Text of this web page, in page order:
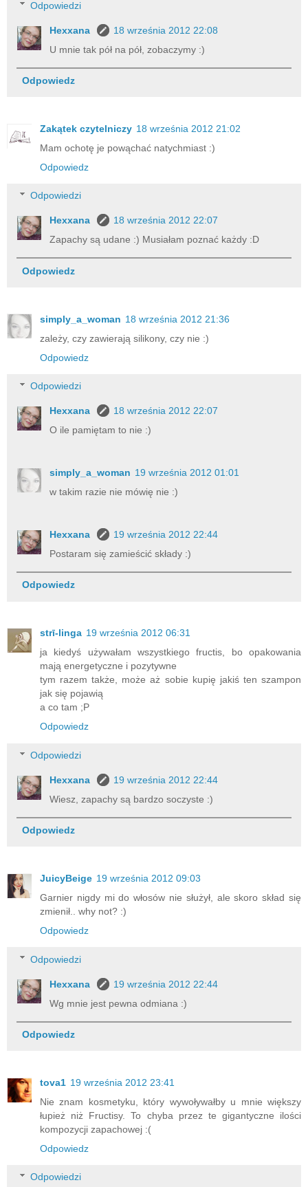
Odpowiedzi
Hexxana
18 września 2012 22:08
U mnie tak pół na pół, zobaczymy :)
Odpowiedz
Zakątek czytelniczy 18 września 2012 21:02
Mam ochotę je powąchać natychmiast :)
Odpowiedz
Odpowiedzi
Hexxana
18 września 2012 22:07
Zapachy są udane :) Musiałam poznać każdy :D
Odpowiedz
simply_a_woman 18 września 2012 21:36
zależy, czy zawierają silikony, czy nie :)
Odpowiedz
Odpowiedzi
Hexxana
18 września 2012 22:07
O ile pamiętam to nie :)
simply_a_woman 19 września 2012 01:01
w takim razie nie mówię nie :)
Hexxana
19 września 2012 22:44
Postaram się zamieścić składy :)
Odpowiedz
strī-linga 19 września 2012 06:31
ja kiedyś używałam wszystkiego fructis, bo opakowania
mają energetyczne i pozytywne
tym razem także, może aż sobie kupię jakiś ten szampon
jak się pojawią
a co tam ;P
Odpowiedz
Odpowiedzi
Hexxana
19 września 2012 22:44
Wiesz, zapachy są bardzo soczyste :)
Odpowiedz
JuicyBeige 19 września 2012 09:03
Garnier nigdy mi do włosów nie służył, ale skoro skład się
zmienił.. why not? :)
Odpowiedz
Odpowiedzi
Hexxana
19 września 2012 22:44
Wg mnie jest pewna odmiana :)
Odpowiedz
tova1 19 września 2012 23:41
Nie znam kosmetyku, który wywoływałby u mnie większy
łupież niż Fructisy. To chyba przez te gigantyczne ilości
kompozycji zapachowej :(
Odpowiedz
Odpowiedzi